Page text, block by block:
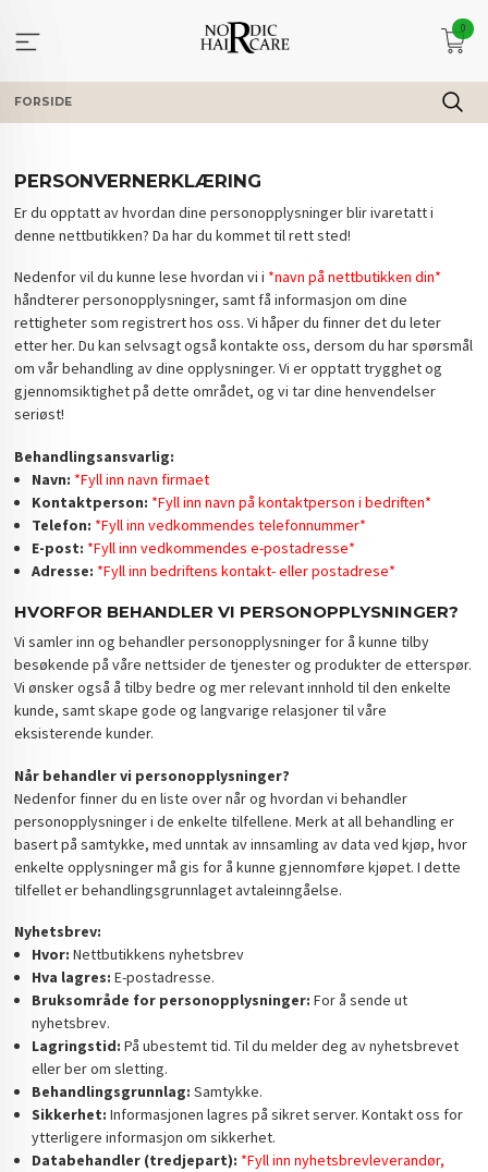
innholdet
0
FORSIDE
PERSONVERNERKLÆRING
Er du opptatt av hvordan dine personopplysninger blir ivaretatt i
denne nettbutikken? Da har du kommet til rett sted!
Nedenfor vil du kunne lese hvordan vi i *navn på nettbutikken din*
håndterer personopplysninger, samt få informasjon om dine
rettigheter som registrert hos oss. Vi håper du finner det du leter
etter her. Du kan selvsagt også kontakte oss, dersom du har spørsmål
om vår behandling av dine opplysninger. Vi er opptatt trygghet og
gjennomsiktighet på dette området, og vi tar dine henvendelser
seriøst!
Behandlingsansvarlig:
Navn: *Fyll inn navn firmaet
Kontaktperson: *Fyll inn navn på kontaktperson i bedriften*
Telefon: *Fyll inn vedkommendes telefonnummer*
E-post: *Fyll inn vedkommendes e-postadresse*
Adresse: *Fyll inn bedriftens kontakt- eller postadrese*
HVORFOR BEHANDLER VI PERSONOPPLYSNINGER?
Vi samler inn og behandler personopplysninger for å kunne tilby
besøkende på våre nettsider de tjenester og produkter de etterspør.
Vi ønsker også å tilby bedre og mer relevant innhold til den enkelte
kunde, samt skape gode og langvarige relasjoner til våre
eksisterende kunder.
Når behandler vi personopplysninger?
Nedenfor finner du en liste over når og hvordan vi behandler
personopplysninger i de enkelte tilfellene. Merk at all behandling er
basert på samtykke, med unntak av innsamling av data ved kjøp, hvor
enkelte opplysninger må gis for å kunne gjennomføre kjøpet. I dette
tilfellet er behandlingsgrunnlaget avtaleinngåelse.
Nyhetsbrev:
Hvor: Nettbutikkens nyhetsbrev
Hva lagres: E-postadresse.
Bruksområde for personopplysninger: For å sende ut
nyhetsbrev.
Lagringstid: På ubestemt tid. Til du melder deg av nyhetsbrevet
eller ber om sletting.
Behandlingsgrunnlag: Samtykke.
Sikkerhet: Informasjonen lagres på sikret server. Kontakt oss for
ytterligere informasjon om sikkerhet.
Databehandler (tredjepart): *Fyll inn nyhetsbrevleverandør,